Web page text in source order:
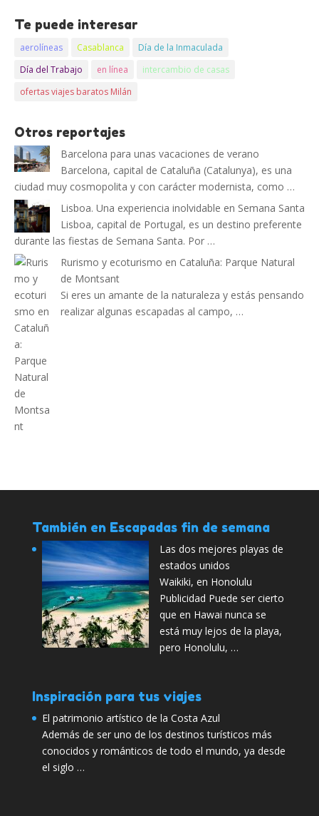
Te puede interesar
aerolíneas Casablanca
Día de la Inmaculada
Día del Trabajo
en línea
intercambio de casas
ofertas viajes baratos Milán
Otros reportajes
Barcelona para unas vacaciones de verano
Barcelona, capital de Cataluña (Catalunya), es una
ciudad muy cosmopolita y con carácter modernista, como …
Lisboa. Una experiencia inolvidable en Semana Santa
Lisboa, capital de Portugal, es un destino preferente
durante las fiestas de Semana Santa. Por …
Rurismo y ecoturismo en Cataluña: Parque Natural
de Montsant
Si eres un amante de la naturaleza y estás pensando
realizar algunas escapadas al campo, …
También en Escapadas fin de semana
Las dos mejores playas de
estados unidos
Waikiki, en Honolulu
Publicidad Puede ser cierto
que en Hawai nunca se
está muy lejos de la playa,
pero Honolulu, …
Inspiración para tus viajes
El patrimonio artístico de la Costa Azul
Además de ser uno de los destinos turísticos más
conocidos y románticos de todo el mundo, ya desde
el siglo …